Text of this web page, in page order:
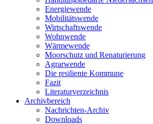
Energiewende
Mobilitätswende
Wirtschaftswende
Wohnwende
Wärmewende
Moorschutz und Renaturierung
Agrarwende
Die resiliente Kommune
Fazit
Literaturverzeichnis
Archivbereich
Nachrichten-Archiv
Downloads